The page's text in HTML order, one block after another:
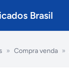
Brasil
» Compra venda »